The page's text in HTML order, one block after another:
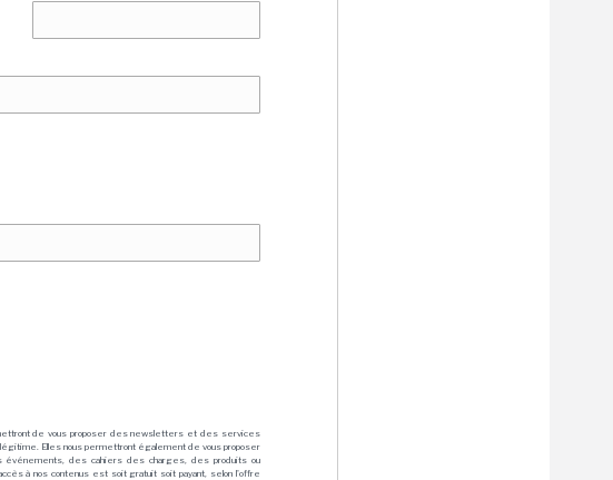
de vous proposer des newsletters et des services
Elles nous permettront également de vous proposer
des cahiers des charges, des produits ou
à nos contenus est soit gratuit soit payant, selon l'offre